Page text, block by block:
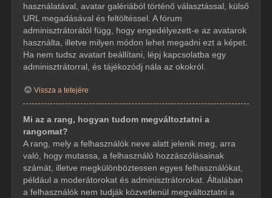
használatával, avatar galériából történő választással, külső
URL megadásával és feltöltéssel. A fórum
adminisztrátorától függ, hogy engedélyezett-e az avatarok
használta, illetve milyen módon lehet megadni ezt a képet.
Ha nem tudsz avatart beállítani, lépj kapcsolatba egy
adminisztrátorral, és tájékozódj nála az okokról.
Vissza a tetejére
Mi az a rang, hogyan tudom megváltoztatni a
rangomat?
A rang, mely a felhasználók neve alatt jelenik meg, arra
való, hogy mutassa, a felhasználó hozzászólásainak
számát, illetve megkülönböztessen egyes felhasználókat,
például a moderátorokat és adminisztrátorokat. Általában
a felhasználók nem tudják közvetlenül megváltoztatni a